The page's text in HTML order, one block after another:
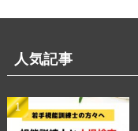
人気記事